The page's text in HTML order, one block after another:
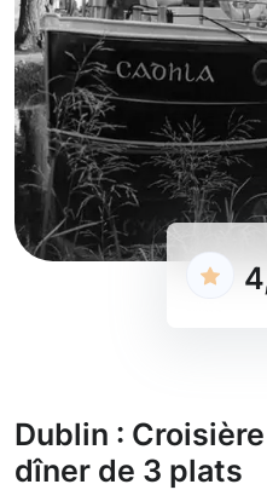
Dublin :
dîner de 3 plats